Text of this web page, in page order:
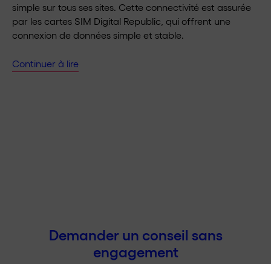
simple sur tous ses sites. Cette connectivité est assurée
par les cartes SIM Digital Republic, qui offrent une
connexion de données simple et stable.
Continuer à lire
Demander un conseil sans
engagement